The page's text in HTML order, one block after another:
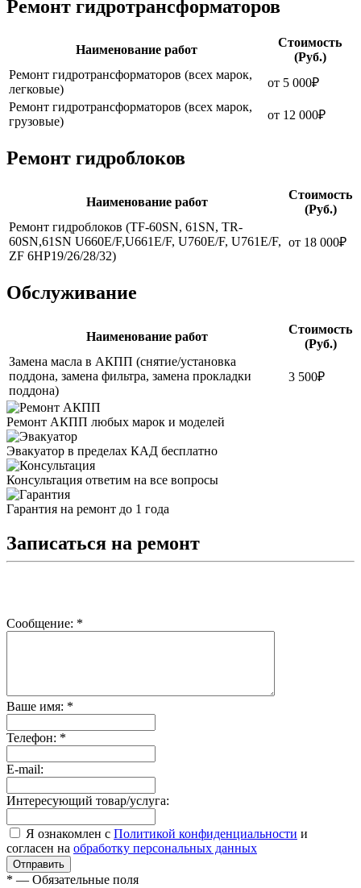
Ремонт гидротрансформаторов
Наименование работ
Стоимость
(Руб.)
Ремонт гидротрансформаторов (всех марок,
легковые)
от 5 000₽
Ремонт гидротрансформаторов (всех марок,
грузовые)
от 12 000₽
Ремонт гидроблоков
Наименование работ
Стоимость
(Руб.)
Ремонт гидроблоков (TF-60SN, 61SN, TR-
60SN,61SN U660E/F,U661E/F, U760E/F, U761E/F,
ZF 6HP19/26/28/32)
от 18 000₽
Обслуживание
Наименование работ
Стоимость
(Руб.)
Замена масла в АКПП (снятие/установка
поддона, замена фильтра, замена прокладки
поддона)
3 500₽
Ремонт АКПП любых марок и моделей
Эвакуатор в пределах КАД бесплатно
Консультация ответим на все вопросы
Гарантия на ремонт до 1 года
Записаться на ремонт
Сообщение: *
Ваше имя: *
Телефон: *
E-mail:
Интересующий товар/услуга:
Я ознакомлен с Политикой конфиденциальности и
согласен на обработку персональных данных
* — Обязательные поля